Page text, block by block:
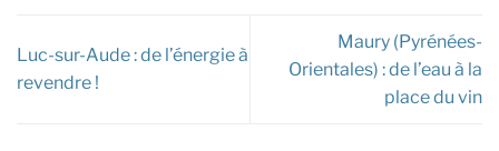
Luc-sur-Aude : de l’énergie à
revendre !
Maury (Pyrénées-
Orientales) : de l’eau à la
place du vin